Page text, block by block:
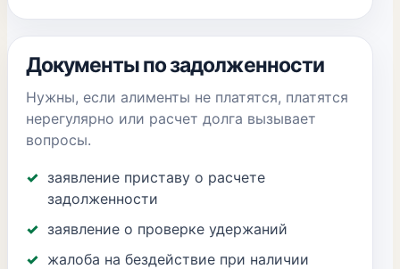
Документы по задолженности
Нужны, если алименты не платятся, платятся
нерегулярно или расчет долга вызывает
вопросы.
заявление приставу о расчете
задолженности
заявление о проверке удержаний
жалоба на бездействие при наличии